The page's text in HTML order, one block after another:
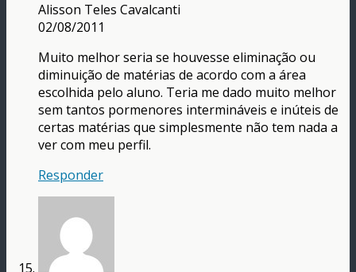
Alisson Teles Cavalcanti
02/08/2011
Muito melhor seria se houvesse eliminação ou
diminuição de matérias de acordo com a área
escolhida pelo aluno. Teria me dado muito melhor
sem tantos pormenores intermináveis e inúteis de
certas matérias que simplesmente não tem nada a
ver com meu perfil.
Responder